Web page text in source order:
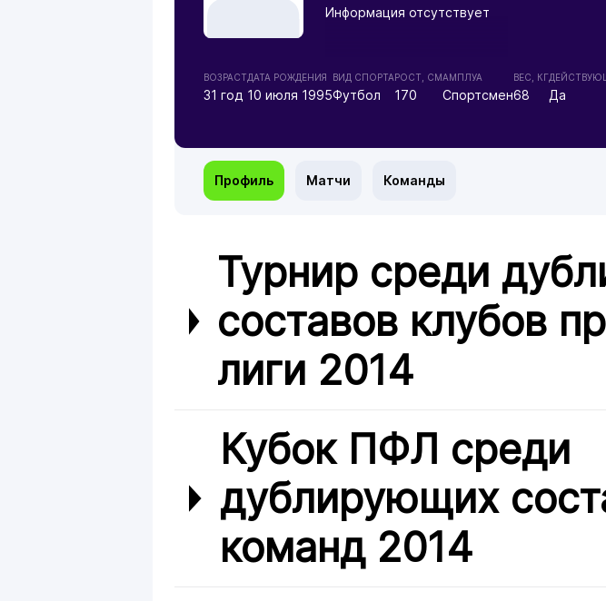
Информация отсутствует
ВОЗРАСТ
31 год
ДАТА РОЖДЕНИЯ
10 июля 1995
ВИД СПОРТА
Футбол
РОСТ, СМ
170
АМПЛУА
Спортсмен
ВЕС, КГ
68 Да
Профиль Матчи Команды
Турнир среди
составов клубов
лиги 2014
Кубок ПФЛ среди
дублирующих
команд 2014